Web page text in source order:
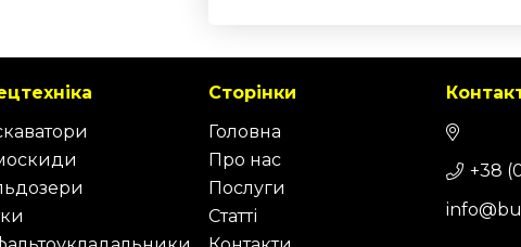
Сторінки
Головна
Про нас
Послуги
Статті
+38